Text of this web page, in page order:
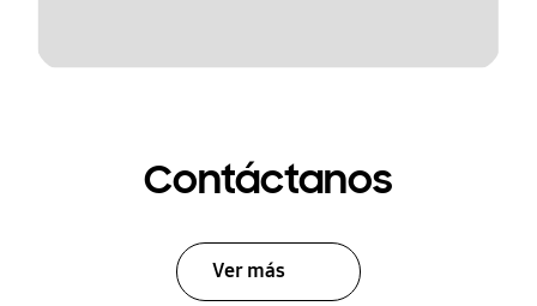
Contáctanos
Ver más